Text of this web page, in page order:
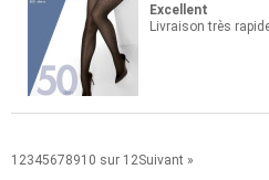
Excellent
Livraison très
1 2345678910 sur 12Suivant »